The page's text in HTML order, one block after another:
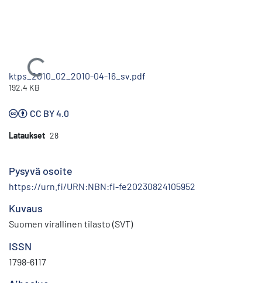
Ladataan...
ktps_2010_02_2010-04-16_sv.pdf
192.4 KB
CC BY 4.0
Lataukset 28
Pysyvä osoite
https://urn.fi/URN:NBN:fi-fe20230824105952
Kuvaus
Suomen virallinen tilasto (SVT)
ISSN
1798-6117